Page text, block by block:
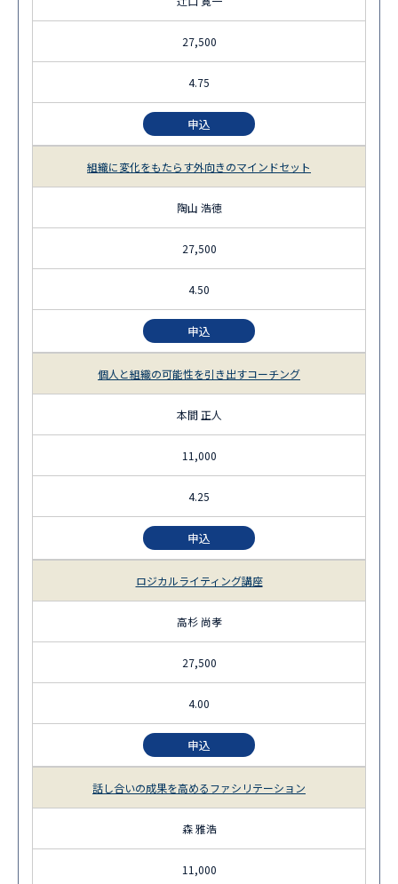
27,500
4.75
申込
組織に変化をもたらす外向きのマインドセット
陶山 浩徳
27,500
4.50
申込
個人と組織の可能性を引き出すコーチング
本間 正人
11,000
4.25
申込
ロジカルライティング講座
高杉 尚孝
27,500
4.00
申込
話し合いの成果を高めるファシリテーション
森 雅浩
11,000